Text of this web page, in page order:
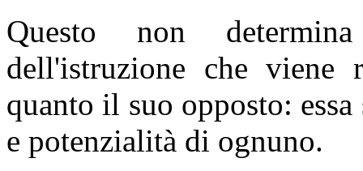
Questo non
dell'istruzione che viene
quanto il suo opposto: essa
e potenzialità di ognuno.